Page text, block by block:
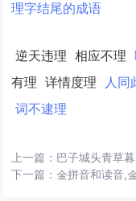
理字结尾的成语
逆天违理 相应不理
有理 详情度理 人同
词不逮理
上一篇： 巴子城头青草
下一篇：金拼音和读音,